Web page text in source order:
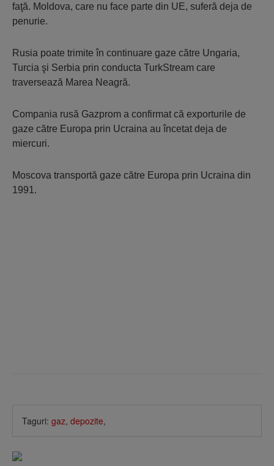
faţă. Moldova, care nu face parte din UE, suferă deja de
penurie.
Rusia poate trimite în continuare gaze către Ungaria,
Turcia şi Serbia prin conducta TurkStream care
traversează Marea Neagră.
Compania rusă Gazprom a confirmat că exporturile de
gaze către Europa prin Ucraina au încetat deja de
miercuri.
Moscova transportă gaze către Europa prin Ucraina din
1991.
Taguri: gaz, depozite,